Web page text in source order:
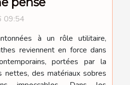
09:54
à un rôle utilitaire,
reviennent en force dans
portées par la
nettes, des matériaux sobres